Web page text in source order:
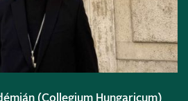
(Collegium Hungaricum)